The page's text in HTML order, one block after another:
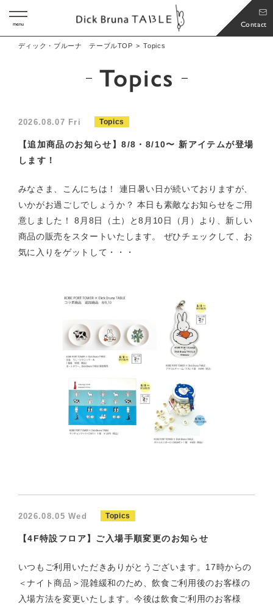
Contact
menu
ディック・ブルーナ テーブルTOP Topics
Topics
2026.08.07 Fri Topics
【追加商品のお知らせ】8/8・8/10〜 新アイテムが登場
します！
みなさま、こんにちは！ 連日暑い日が続いておりますが、
いかがお過ごしでしょうか？ 本日も素敵なお知らせをご用
意しました！ 8月8日（土）と8月10日（月）より、新しい
商品の販売をスタートいたします。 ぜひチェックして、お
気に入りをゲットして・・・
2026.08.05 Wed Topics
【4F特設フロア】ご入場手順変更のお知らせ
いつもご利用いただきありがとうございます。17時からの
＜ナイト商品＞混雑緩和のため、飲食ご利用後のお客様の
入場方法を変更いたします。今後は飲食ご利用のお客様